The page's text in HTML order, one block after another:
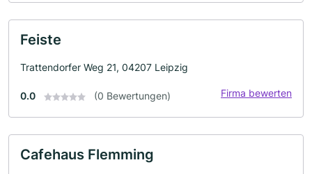
Feiste
Trattendorfer Weg 21, 04207 Leipzig
0.0 (0 Bewertungen) Firma bewerten
Cafehaus Flemming